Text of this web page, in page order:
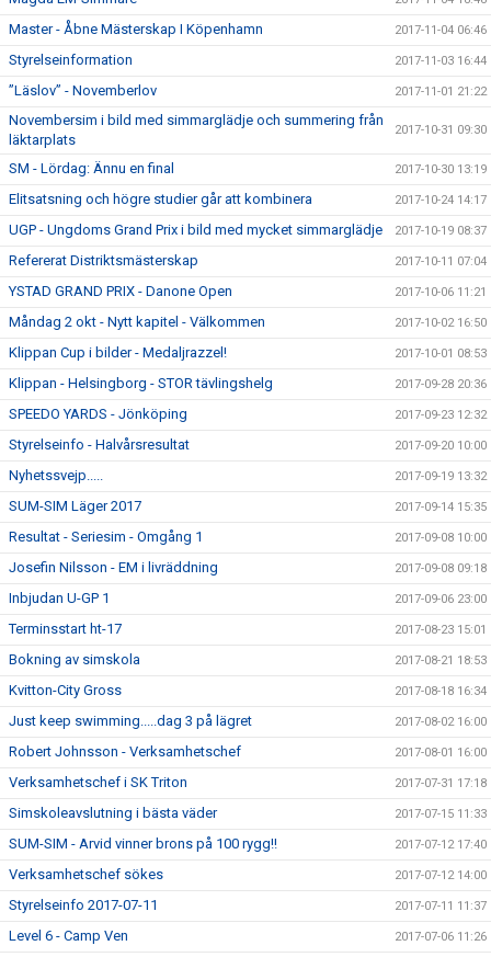
Master - Åbne Mästerskap I Köpenhamn 2017-11-04 06:46
Styrelseinformation 2017-11-03 16:44
”Läslov” - Novemberlov 2017-11-01 21:22
Novembersim i bild med simmarglädje och summering från
läktarplats
2017-10-31 09:30
SM - Lördag: Ännu en final 2017-10-30 13:19
Elitsatsning och högre studier går att kombinera 2017-10-24 14:17
UGP - Ungdoms Grand Prix i bild med mycket simmarglädje 2017-10-19 08:37
Refererat Distriktsmästerskap 2017-10-11 07:04
YSTAD GRAND PRIX - Danone Open 2017-10-06 11:21
Måndag 2 okt - Nytt kapitel - Välkommen 2017-10-02 16:50
Klippan Cup i bilder - Medaljrazzel! 2017-10-01 08:53
Klippan - Helsingborg - STOR tävlingshelg 2017-09-28 20:36
SPEEDO YARDS - Jönköping 2017-09-23 12:32
Styrelseinfo - Halvårsresultat 2017-09-20 10:00
Nyhetssvejp..... 2017-09-19 13:32
SUM-SIM Läger 2017 2017-09-14 15:35
Resultat - Seriesim - Omgång 1 2017-09-08 10:00
Josefin Nilsson - EM i livräddning 2017-09-08 09:18
Inbjudan U-GP 1 2017-09-06 23:00
Terminsstart ht-17 2017-08-23 15:01
Bokning av simskola 2017-08-21 18:53
Kvitton-City Gross 2017-08-18 16:34
Just keep swimming.....dag 3 på lägret 2017-08-02 16:00
Robert Johnsson - Verksamhetschef 2017-08-01 16:00
Verksamhetschef i SK Triton 2017-07-31 17:18
Simskoleavslutning i bästa väder 2017-07-15 11:33
SUM-SIM - Arvid vinner brons på 100 rygg!! 2017-07-12 17:40
Verksamhetschef sökes 2017-07-12 14:00
Styrelseinfo 2017-07-11 2017-07-11 11:37
Level 6 - Camp Ven 2017-07-06 11:26